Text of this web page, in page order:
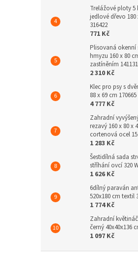
Trelážové ploty 5
jedlové dřevo 180
316422
771 Kč
Plisovaná okenní
hmyzu 160 x 80
zastíněním 141131
2 310 Kč
Klec pro psy s
88 x 69 cm 170665
4 777 Kč
Zahradní
rezavý 160 x 80 x
cortenová ocel
1 283 Kč
Šestidílná sada
stříhání ovcí 320
1 626 Kč
6dílný paraván
520x180 cm textil
1 774 Kč
Zahradní
černý 40x40x136
1 097 Kč